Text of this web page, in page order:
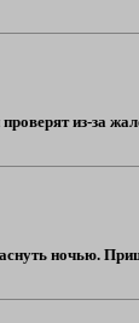
из-за
ночью.